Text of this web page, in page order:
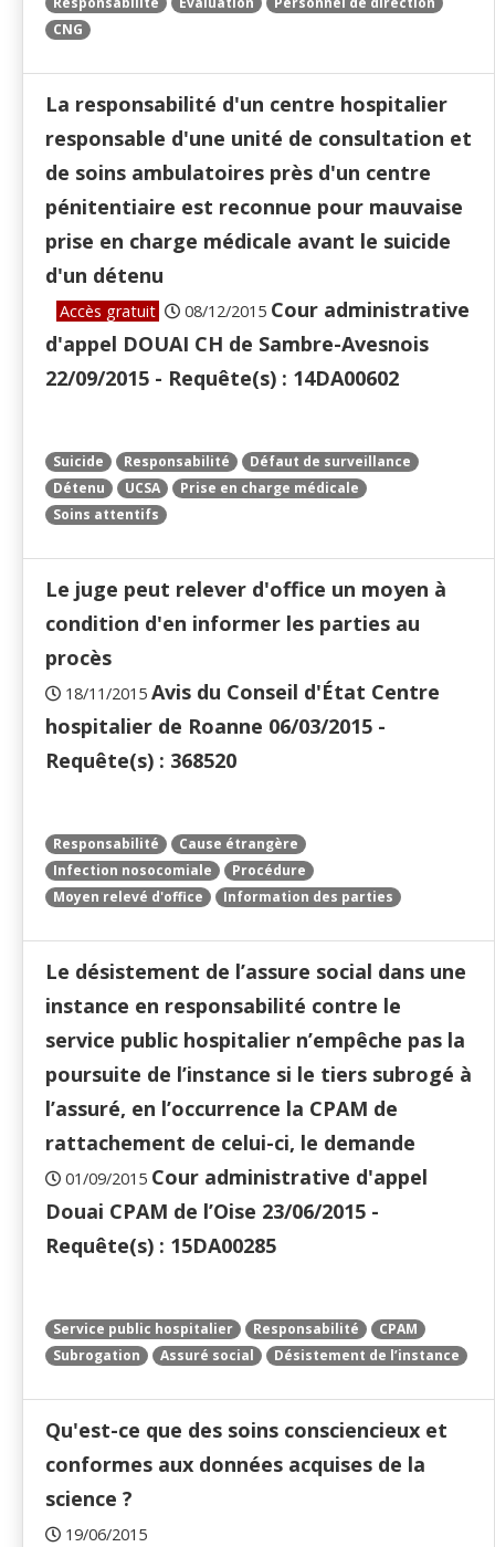
CNG
La responsabilité d'un centre hospitalier
responsable d'une unité de consultation et
de soins ambulatoires près d'un centre
pénitentiaire est reconnue pour mauvaise
prise en charge médicale avant le suicide
d'un détenu
Accès gratuit 08/12/2015 Cour administrative
d'appel DOUAI CH de Sambre-Avesnois
22/09/2015 - Requête(s) : 14DA00602
Suicide Responsabilité
Défaut de surveillance
Détenu
UCSA
Prise en charge médicale
Soins attentifs
Le juge peut relever d'office un moyen à
condition d'en informer les parties au
procès
18/11/2015 Avis du Conseil d'État Centre
hospitalier de Roanne 06/03/2015 -
Requête(s) : 368520
Responsabilité
Cause étrangère
Infection nosocomiale
Procédure
Moyen relevé d'office
Information des parties
Le désistement de l’assure social dans une
instance en responsabilité contre le
service public hospitalier n’empêche pas la
poursuite de l’instance si le tiers subrogé à
l’assuré, en l’occurrence la CPAM de
rattachement de celui-ci, le demande
01/09/2015 Cour administrative d'appel
Douai CPAM de l’Oise 23/06/2015 -
Requête(s) : 15DA00285
Service public hospitalier Responsabilité
CPAM
Subrogation
Assuré social Désistement de l’instance
Qu'est-ce que des soins consciencieux et
conformes aux données acquises de la
science ?
19/06/2015